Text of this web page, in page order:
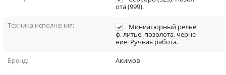
ота (999).
Техника исполнения:
Миниатюрный релье
ф, литье, позолота, черне
ние. Ручная работа.
Бренд: Акимов